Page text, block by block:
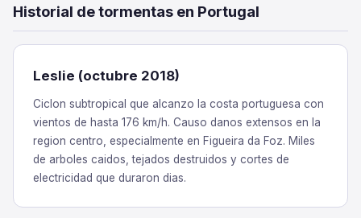
Historial de tormentas en Portugal
Leslie (octubre 2018)
Ciclon subtropical que alcanzo la costa portuguesa con
vientos de hasta 176 km/h. Causo danos extensos en la
region centro, especialmente en Figueira da Foz. Miles
de arboles caidos, tejados destruidos y cortes de
electricidad que duraron dias.